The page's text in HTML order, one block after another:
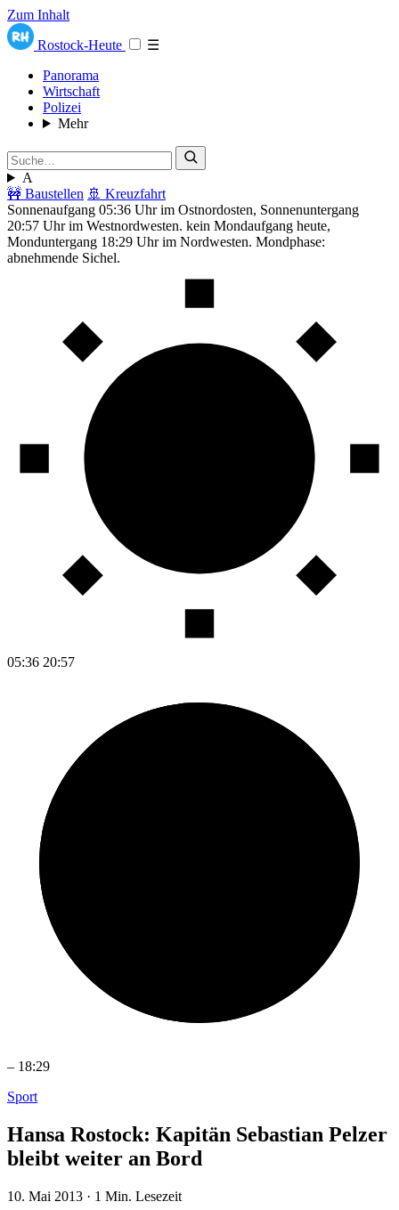
Zum Inhalt
Rostock-Heute
☰
Panorama
Wirtschaft
Polizei
Mehr
A
🚧 Baustellen 🚢 Kreuzfahrt
Sonnenaufgang 05:36 Uhr im Ostnordosten, Sonnenuntergang
20:57 Uhr im Westnordwesten. kein Mondaufgang heute,
Monduntergang 18:29 Uhr im Nordwesten. Mondphase:
abnehmende Sichel.
05:36 20:57
– 18:29
Sport
Hansa Rostock: Kapitän Sebastian Pelzer
bleibt weiter an Bord
10. Mai 2013 · 1 Min. Lesezeit